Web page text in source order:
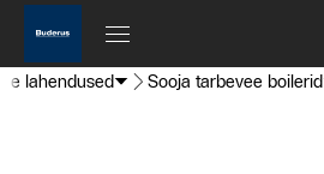
lahendused Sooja tarbevee boilerid